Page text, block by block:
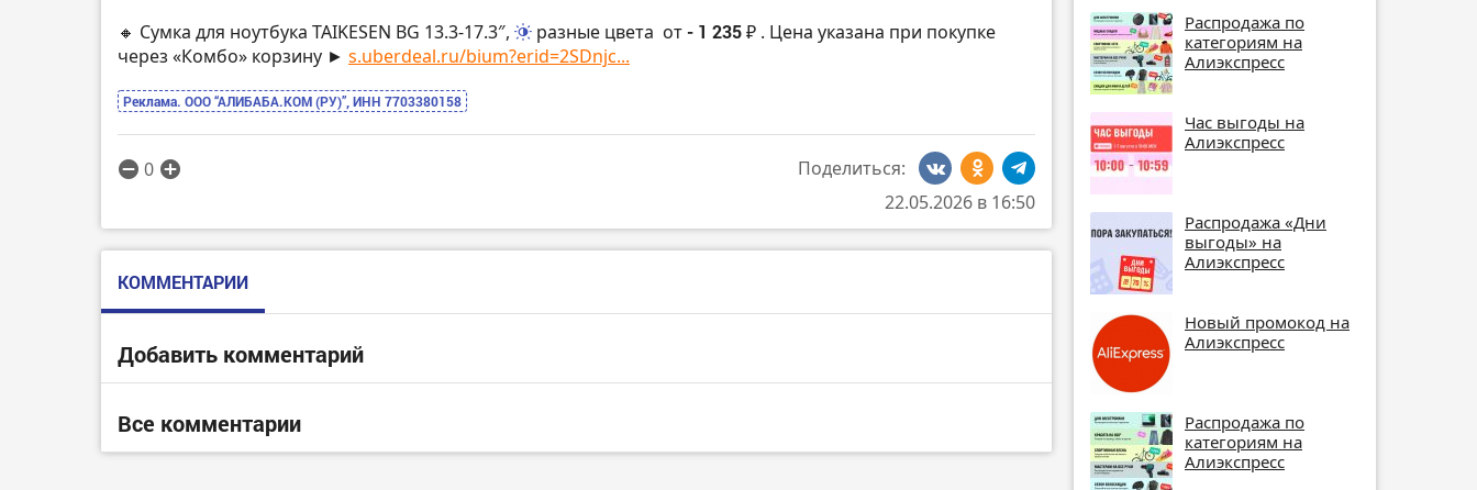
🔸 Сумка для ноутбука TAIKESEN BG 13.3-17.3″,
разные цвета от- 1 235 ₽ . Цена указана при покупке
через «Комбо» корзину ► s.uberdeal.ru/bium?erid=2SDnjc...
Реклама. ООО “АЛИБАБА.КОМ (РУ)”, ИНН 7703380158
0
Поделиться:
22.05.2026 в 16:50
КОММЕНТАРИИ
Добавить комментарий
Все комментарии
Распродажа по
категориям на
Алиэкспресс
Час выгоды на
Алиэкспресс
Распродажа «Дни
выгоды» на
Алиэкспресс
Новый промокод на
Алиэкспресс
Распродажа по
категориям на
Алиэкспресс